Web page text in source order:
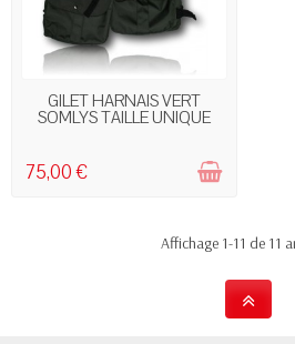
RUPTURE DE STOCK
GILET HARNAIS VERT
SOMLYS TAILLE UNIQUE
75,00 €
Affichage 1-11 de 11